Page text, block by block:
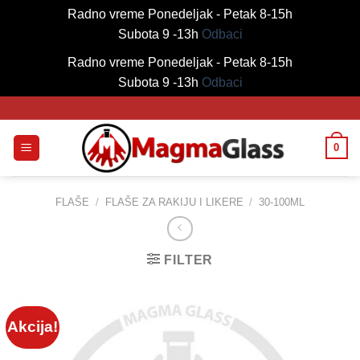
Radno vreme Ponedeljak - Petak 8-15h
Subota 9 -13h Odbaci
Radno vreme Ponedeljak - Petak 8-15h
Subota 9 -13h Odbaci
content
0
FLAŠE / FLAŠE ZA RAKIJU I LIKERE / 30-100ML
FILTER
Akcija!